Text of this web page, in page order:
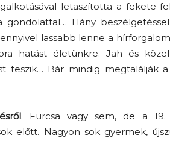
letaszította a fekete-
Hány
lassabb lenne a
hatást életünkre. Jah és
teszik… Bár mindig megtalálják
. Furcsa vagy sem, de a 19.
előtt. Nagyon sok gyermek,